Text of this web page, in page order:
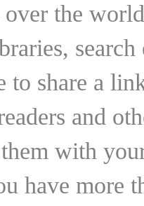
over the
to share a
and
with
have more